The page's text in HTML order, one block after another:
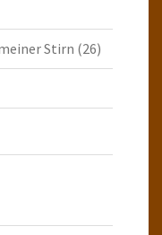
Stirn (26)